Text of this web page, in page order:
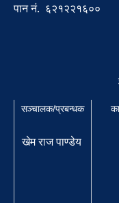
पान नं. ६२१२२१६००
सञ्चालक/प्रबन्धक
खेम राज पाण्डेय